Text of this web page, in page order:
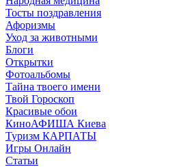
Тосты поздравления
Афоризмы
Уход за животными
Блоги
Открытки
Фотоальбомы
Тайна твоего имени
Твой Гороскоп
Красивые обои
КиноАФИША Киева
Туризм КАРПАТЫ
Игры Онлайн
Статьи